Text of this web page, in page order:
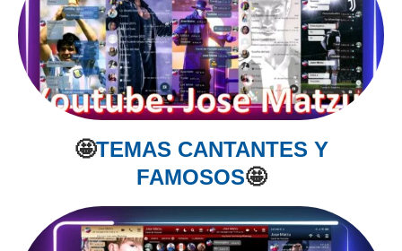
🤩TEMAS CANTANTES Y
FAMOSOS🤩